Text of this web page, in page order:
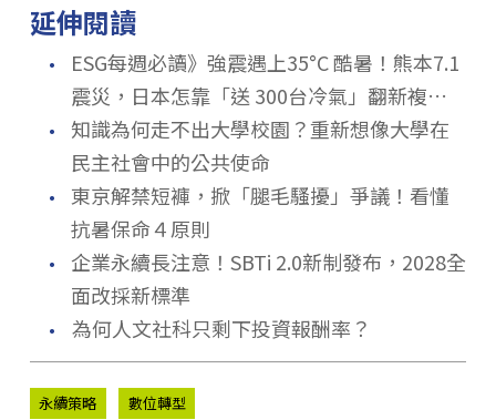
延伸閱讀
．
ESG每週必讀》強震遇上35°C 酷暑！熊本7.1
震災，日本怎靠「送 300台冷氣」翻新複合
式救災？
．
知識為何走不出大學校園？重新想像大學在
民主社會中的公共使命
．
東京解禁短褲，掀「腿毛騷擾」爭議！看懂
抗暑保命４原則
．
企業永續長注意！SBTi 2.0新制發布，2028全
面改採新標準
． 為何人文社科只剩下投資報酬率？
永續策略 數位轉型